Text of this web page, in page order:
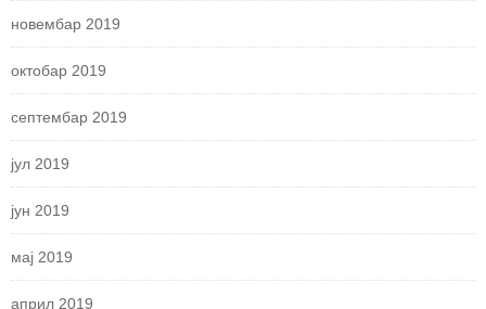
новембар 2019
октобар 2019
септембар 2019
јул 2019
јун 2019
мај 2019
април 2019